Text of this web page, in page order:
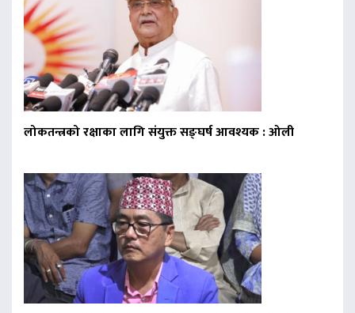
लोकतन्त्रको रक्षाका लागि संयुक्त सङ्घर्ष आवश्यक : ओली